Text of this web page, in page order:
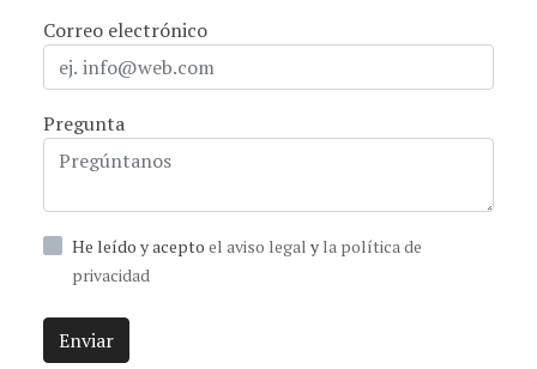
Correo electrónico
Pregunta
He leído y acepto el aviso legal y la política de
privacidad
Enviar